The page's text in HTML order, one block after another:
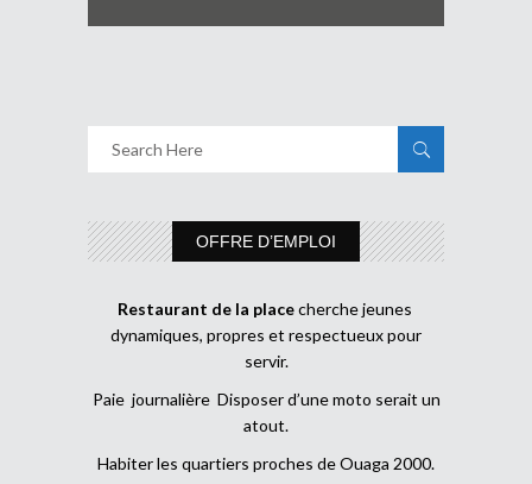
OFFRE D’EMPLOI
Restaurant de la placecherche jeunes
dynamiques, propres et respectueux pour
servir.
Paie journalière Disposer d’une moto serait un
atout.
Habiter les quartiers proches de Ouaga 2000.